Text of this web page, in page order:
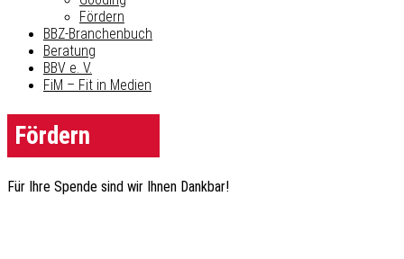
Fördern
BBZ-Branchenbuch
Beratung
BBV e. V.
FiM – Fit in Medien
Fördern
Für Ihre Spende sind wir Ihnen Dankbar!